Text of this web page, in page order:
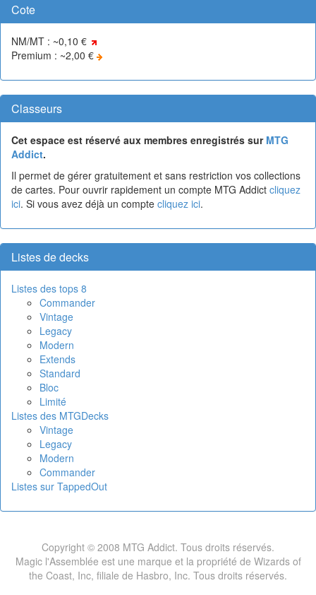
Cote
NM/MT : ~0,10 €
Premium : ~2,00 €
Classeurs
Cet espace est réservé aux membres enregistrés sur MTG
Addict.
Il permet de gérer gratuitement et sans restriction vos collections
de cartes. Pour ouvrir rapidement un compte MTG Addict cliquez
ici. Si vous avez déjà un compte cliquez ici.
Listes de decks
Listes des tops 8
Commander
Vintage
Legacy
Modern
Extends
Standard
Bloc
Limité
Listes des MTGDecks
Vintage
Legacy
Modern
Commander
Listes sur TappedOut
Copyright © 2008 MTG Addict. Tous droits réservés.
Magic l'Assemblée est une marque et la propriété de Wizards of
the Coast, Inc, filiale de Hasbro, Inc. Tous droits réservés.